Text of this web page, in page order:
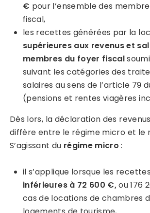
€ pour l’ensemble des
fiscal,
les recettes générées par la
supérieures aux revenus et
membres du foyer fiscal
suivant les catégories des
salaires au sens de l’article 79
(pensions et rentes viagères
Dès lors, la déclaration des
diffère entre le régime micro et le
S’agissant du régime micro :
il s’applique lorsque les
inférieures à 72 600 €,ou 176
cas de locations de chambres